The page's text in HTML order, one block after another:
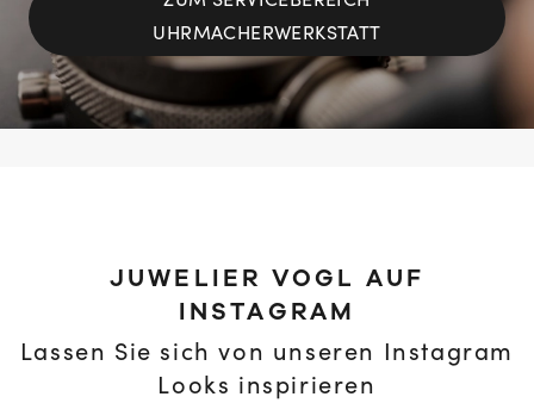
UHRMACHERWERKSTATT
JUWELIER VOGL AUF
INSTAGRAM
Lassen Sie sich von unseren Instagram
Looks inspirieren